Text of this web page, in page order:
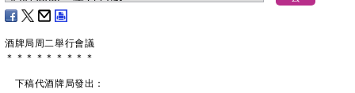
酒牌局周二舉行會議
＊ ＊ ＊ ＊ ＊ ＊ ＊ ＊ ＊
下稿代酒牌局發出：